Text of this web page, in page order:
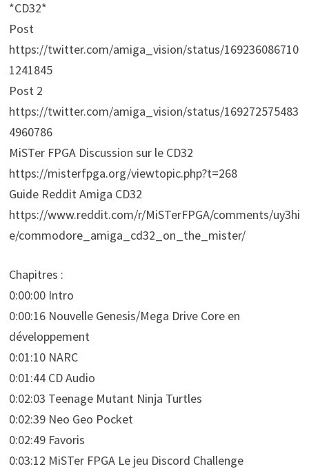
*CD32*
Post
https://twitter.com/amiga_vision/status/169236086710
1241845
Post 2
https://twitter.com/amiga_vision/status/169272575483
4960786
MiSTer FPGA Discussion sur le CD32
https://misterfpga.org/viewtopic.php?t=268
Guide Reddit Amiga CD32
https://www.reddit.com/r/MiSTerFPGA/comments/uy3hi
e/commodore_amiga_cd32_on_the_mister/
Chapitres :
0:00:00 Intro
0:00:16 Nouvelle Genesis/Mega Drive Core en
développement
0:01:10 NARC
0:01:44 CD Audio
0:02:03 Teenage Mutant Ninja Turtles
0:02:39 Neo Geo Pocket
0:02:49 Favoris
0:03:12 MiSTer FPGA Le jeu Discord Challenge